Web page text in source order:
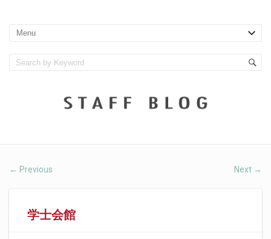
← Previous Next →
学士会館